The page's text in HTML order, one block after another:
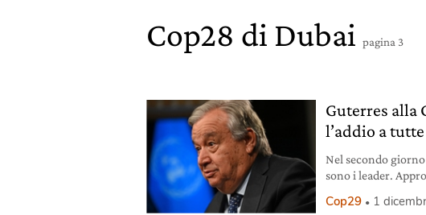
Cop28 di Dubai pagina 3
Guterres alla
l’addio a
Nel secondo
sono i leader.
Cop29 1